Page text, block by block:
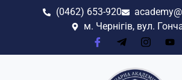
(0462) 653-920
м. Чернігів, вул.